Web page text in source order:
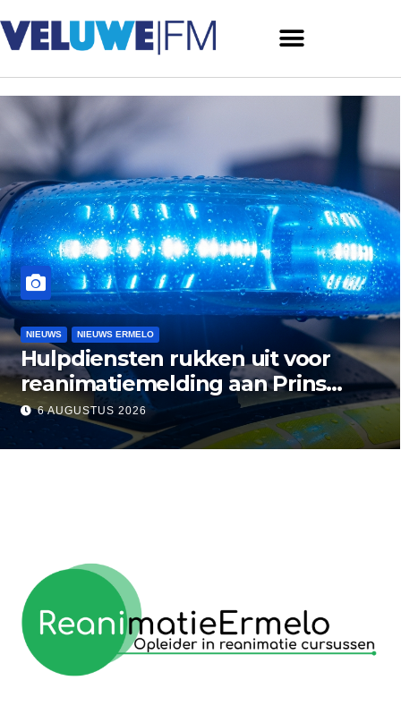
NIEUWS NIEUWS HARDERWIJK
Museum Het Pakhuis
zoekt nazaten van
visser
6 AUGUSTUS 2026